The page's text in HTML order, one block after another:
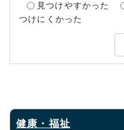
見つけやすかった
つけにくかった
健康・福祉